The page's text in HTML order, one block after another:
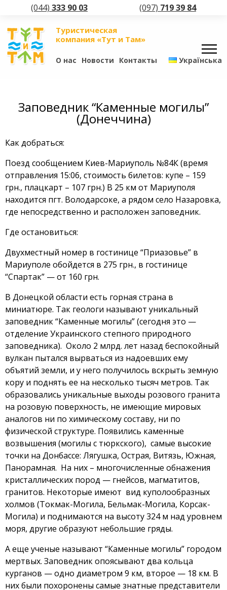
(044) 333 90 03 (097) 719 39 84
Туристическая
компания «Тут и Там»
О нас Новости Контакты Українська
Заповедник “Каменные могилы”
(Донеччина)
Как добраться:
Поезд сообщением Киев-Мариуполь №84К (время
отправления 15:06, стоимость билетов: купе – 159
грн., плацкарт – 107 грн.) В 25 км от Мариуполя
находится пгт. Володарсоке, а рядом село Назаровка,
где непосредственно и расположен заповедник.
Где остановиться:
Двухместный номер в гостинице “Приазовье” в
Мариуполе обойдется в 275 грн., в гостинице
“Спартак” — от 160 грн.
В Донецкой области есть горная страна в
миниатюре. Так геологи называют уникальный
заповедник “Каменные могилы” (сегодня это —
отделение Украинского степного природного
заповедника). Около 2 млрд. лет назад беспокойный
вулкан пытался вырваться из надоевших ему
объятий земли, и у него получилось вскрыть земную
кору и поднять ее на несколько тысяч метров. Так
образовались уникальные выходы розового гранита
на розовую поверхность, не имеющие мировых
аналогов ни по химическому составу, ни по
физической структуре. Появились каменные
возвышения (могилы с тюркского), самые высокие
точки на Донбассе: Лягушка, Острая, Витязь, Южная,
Панорамная. На них – многочисленные обнажения
кристаллических пород — гнейсов, магматитов,
гранитов. Некоторые имеют вид куполообразных
холмов (Токмак-Могила, Бельмак-Могила, Корсак-
Могила) и поднимаются на высоту 324 м над уровнем
моря, другие образуют небольшие гряды.
А еще ученые называют “Каменные могилы” городом
мертвых. Заповедник опоясывают два кольца
курганов — одно диаметром 9 км, второе — 18 км. В
них были похоронены самые знатные представители